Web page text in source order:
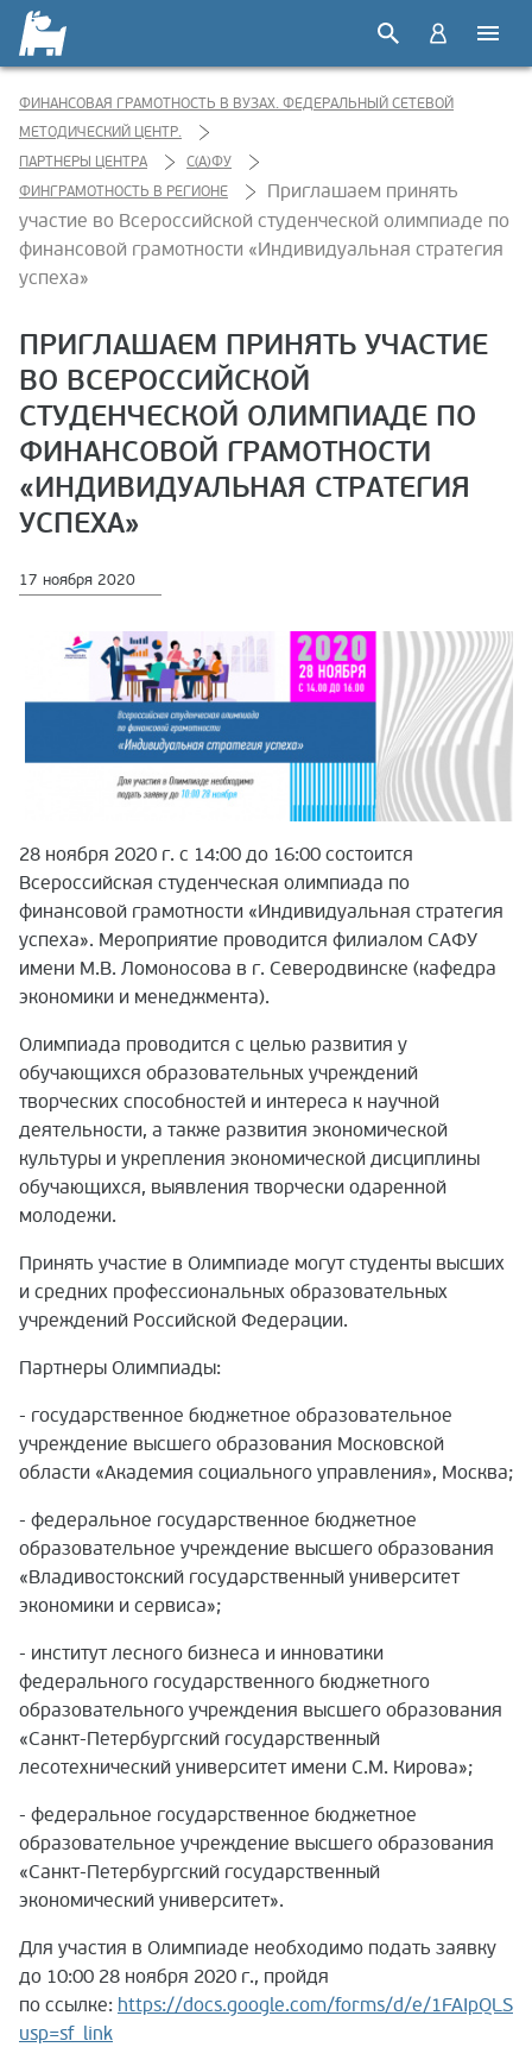
ФИНАНСОВАЯ ГРАМОТНОСТЬ В ВУЗАХ. ФЕДЕРАЛЬНЫЙ СЕТЕВОЙ
МЕТОДИЧЕСКИЙ ЦЕНТР.
ПАРТНЕРЫ ЦЕНТРА
С(А)ФУ
ФИНГРАМОТНОСТЬ В РЕГИОНЕ
Приглашаем принять
участие во Всероссийской студенческой олимпиаде по
финансовой грамотности «Индивидуальная стратегия
успеха»
ПРИГЛАШАЕМ ПРИНЯТЬ УЧАСТИЕ
ВО ВСЕРОССИЙСКОЙ
СТУДЕНЧЕСКОЙ ОЛИМПИАДЕ ПО
ФИНАНСОВОЙ ГРАМОТНОСТИ
«ИНДИВИДУАЛЬНАЯ СТРАТЕГИЯ
УСПЕХА»
17 ноября 2020
28 ноября 2020 г. с 14:00 до 16:00 состоится
Всероссийская студенческая олимпиада по
финансовой грамотности «Индивидуальная стратегия
успеха». Мероприятие проводится филиалом САФУ
имени М.В. Ломоносова в г. Северодвинске (кафедра
экономики и менеджмента).
Олимпиада проводится с целью развития у
обучающихся образовательных учреждений
творческих способностей и интереса к научной
деятельности, а также развития экономической
культуры и укрепления экономической дисциплины
обучающихся, выявления творчески одаренной
молодежи.
Принять участие в Олимпиаде могут студенты высших
и средних профессиональных образовательных
учреждений Российской Федерации.
Партнеры Олимпиады:
- государственное бюджетное образовательное
учреждение высшего образования Московской
области «Академия социального управления», Москва;
- федеральное государственное бюджетное
образовательное учреждение высшего образования
«Владивостокский государственный университет
экономики и сервиса»;
- институт лесного бизнеса и инноватики
федерального государственного бюджетного
образовательного учреждения высшего образования
«Санкт-Петербургский государственный
лесотехнический университет имени С.М. Кирова»;
- федеральное государственное бюджетное
образовательное учреждение высшего образования
«Санкт-Петербургский государственный
экономический университет».
Для участия в Олимпиаде необходимо подать заявку
до 10:00 28 ноября 2020 г., пройдя
по ссылке: https://docs.google.com/forms/d/e/
usp=sf_link